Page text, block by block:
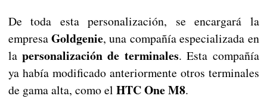
De toda esta personalización, se encargará la
empresaGoldgenie, una compañía especializada en
lapersonalización de terminales. Esta compañía
ya había modificado anteriormente otros terminales
de gama alta, como el HTC One M8.